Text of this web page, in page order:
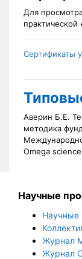
Для
Сертификаты
Аверин Б.Е.
методика
Omega
Научные
Научные
Журнал
Журнал